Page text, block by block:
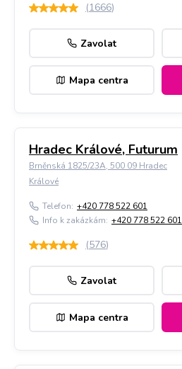
(1666)
Zavolat
Mapa centra
Hradec Králové, Futurum
Brněnská 1825/23A, 500 09 Hradec
Králové
Telefon: +420 778 522 601
Info k zakázkám: +420 778 522 601
(576)
Zavolat
Mapa centra